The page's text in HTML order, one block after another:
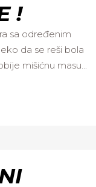
!
sa određenim
da se reši bola
mišićnu masu...